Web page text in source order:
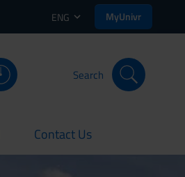
ENG MyUnivr
Search
Contact Us
current